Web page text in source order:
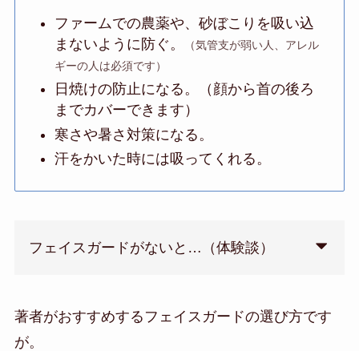
ファームでの農薬や、砂ぼこりを吸い込
まないように防ぐ。
（気管支が弱い人、アレル
ギーの人は必須です）
日焼けの防止になる。（顔から首の後ろ
までカバーできます）
寒さや暑さ対策になる。
汗をかいた時には吸ってくれる。
フェイスガードがないと…（体験談）
著者がおすすめするフェイスガードの選び方です
が。